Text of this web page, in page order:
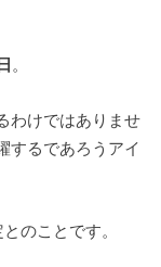
。
わけではありませ
するであろうアイ
のことです。